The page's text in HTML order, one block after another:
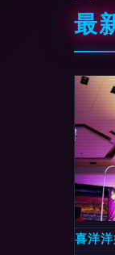
最
喜洋